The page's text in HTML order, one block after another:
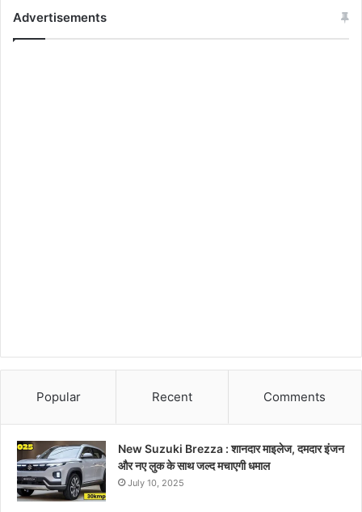
Advertisements
Popular Recent Comments
New Suzuki Brezza : शानदार माइलेज, दमदार इंजन
और नए लुक के साथ जल्द मचाएगी धमाल
July 10, 2025